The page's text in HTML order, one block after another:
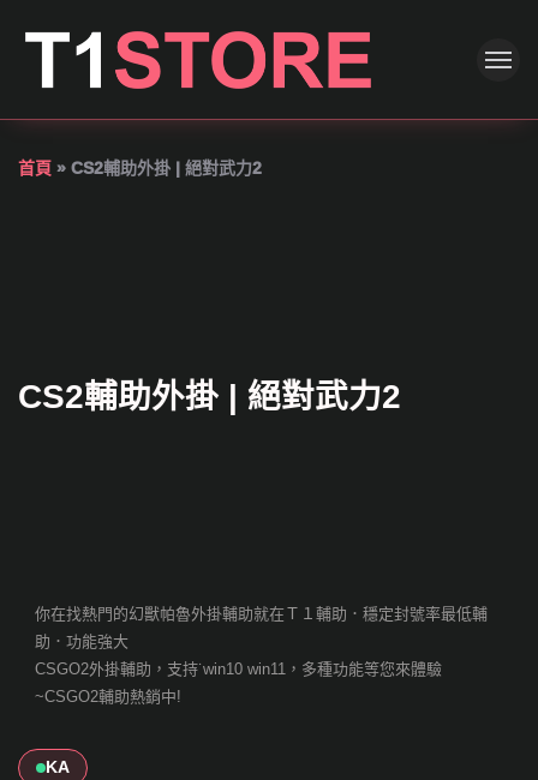
首頁 » CS2輔助外掛 | 絕對武力2
CS2輔助外掛 | 絕對武力2
你在找熱門的幻獸帕魯外掛輔助就在Ｔ１輔助．穩定封號率最低輔
助．功能強大
CSGO2外掛輔助，支持˙win10 win11，多種功能等您來體驗
~CSGO2輔助熱銷中!
KA